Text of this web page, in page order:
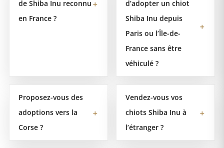
de Shiba Inu reconnu
en France ?
＋
d’adopter un chiot
Shiba Inu depuis
Paris ou l’Île-de-
France sans être
véhiculé ?
＋
Proposez-vous des
adoptions vers la
Corse ?
＋
Vendez-vous vos
chiots Shiba Inu à
l’étranger ?
＋